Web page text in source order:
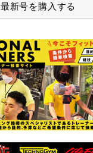
最新号を購入する